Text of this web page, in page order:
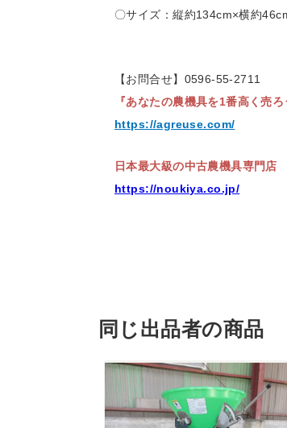
〇サイズ：縦約134cm×横約
【お問合せ】0596-55-2711
『あなたの農機具を1番高く売ろ
https://agreuse.com/
日本最大級の中古農機具専門店
https://noukiya.co.jp/
同じ出品者の商品